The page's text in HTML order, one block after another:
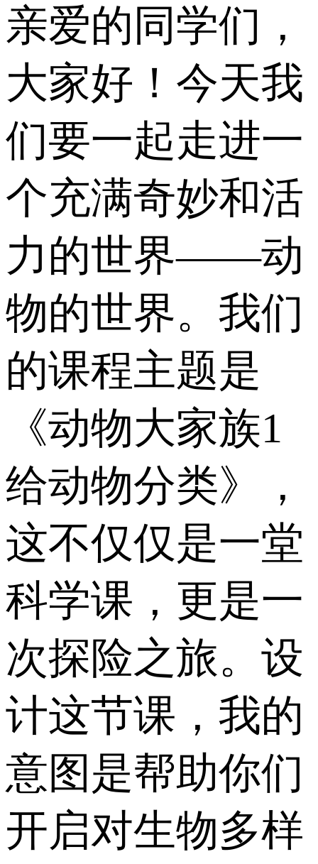
亲爱的同学们，
大家好！今天我
们要一起走进一
个充满奇妙和活
力的世界——动
物的世界。我们
的课程主题是
《动物大家族1
给动物分类》，
这不仅仅是一堂
科学课，更是一
次探险之旅。设
计这节课，我的
意图是帮助你们
开启对生物多样